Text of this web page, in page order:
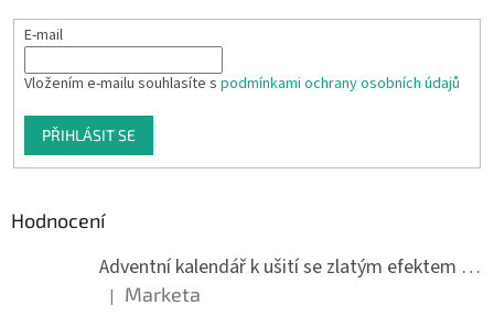
E-mail
Vložením e-mailu souhlasíte s podmínkami ochrany osobních údajů
PŘIHLÁSIT SE
Hodnocení
Adventní kalendář k ušití se zlatým efektem 042Q
Hodnocení produktu je 5 z 5 hvězdiček.
| Marketa